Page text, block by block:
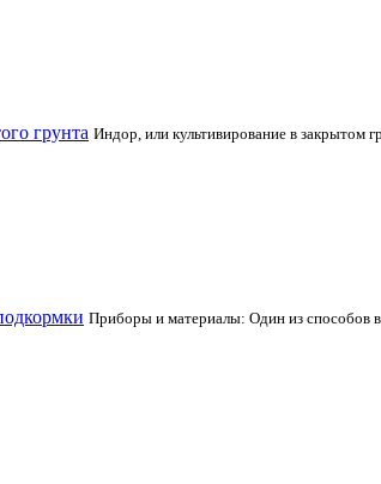
грунта Индор, или культивирование в закрытом
Приборы и материалы: Один из способов